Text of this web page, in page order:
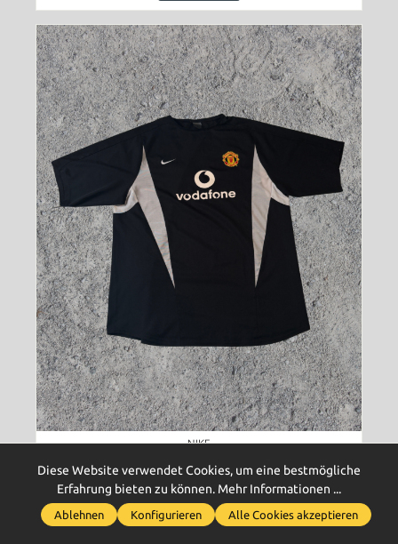
NIKE
74,99 €*
Diese Website verwendet Cookies, um eine bestmögliche
Erfahrung bieten zu können. Mehr Informationen ...
Ablehnen Konfigurieren Alle Cookies akzeptieren